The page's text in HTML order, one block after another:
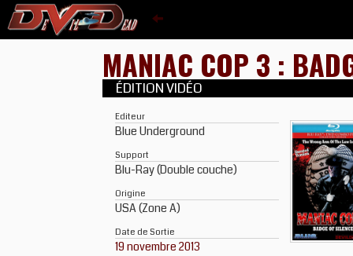
MANIAC COP 3 :
ÉDITION VIDÉO
Editeur
Blue Underground
Support
Blu-Ray (Double couche)
Origine
USA (Zone A)
Date de Sortie
19 novembre 2013